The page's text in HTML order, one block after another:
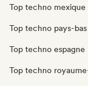
Top techno mexique
Top techno pays-bas
Top techno espagne
Top techno